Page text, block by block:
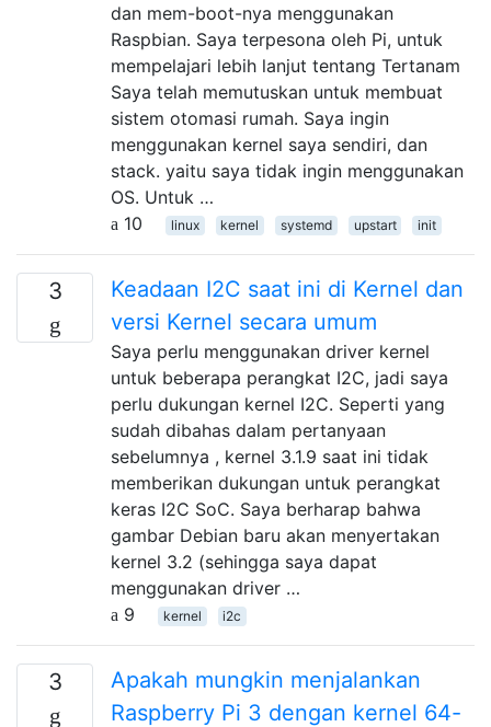
dan mem-boot-nya menggunakan
Raspbian. Saya terpesona oleh Pi, untuk
mempelajari lebih lanjut tentang Tertanam
Saya telah memutuskan untuk membuat
sistem otomasi rumah. Saya ingin
menggunakan kernel saya sendiri, dan
stack. yaitu saya tidak ingin menggunakan
OS. Untuk …
10
linux kernel systemd upstart init
3
Keadaan I2C saat ini di Kernel dan
versi Kernel secara umum
Saya perlu menggunakan driver kernel
untuk beberapa perangkat I2C, jadi saya
perlu dukungan kernel I2C. Seperti yang
sudah dibahas dalam pertanyaan
sebelumnya , kernel 3.1.9 saat ini tidak
memberikan dukungan untuk perangkat
keras I2C SoC. Saya berharap bahwa
gambar Debian baru akan menyertakan
kernel 3.2 (sehingga saya dapat
menggunakan driver …
9
kernel i2c
3
Apakah mungkin menjalankan
Raspberry Pi 3 dengan kernel 64-